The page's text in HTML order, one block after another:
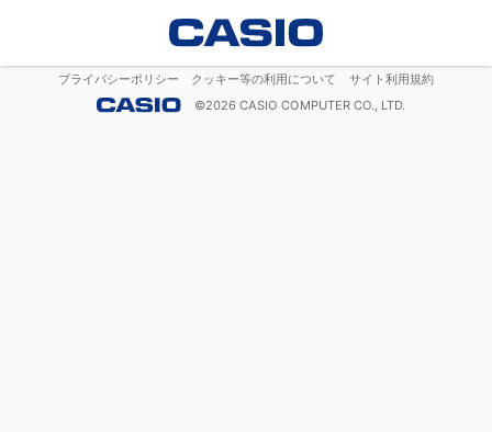
プライバシーポリシー クッキー等の利用について
サイト利用規約
©2026 CASIO COMPUTER CO., LTD.